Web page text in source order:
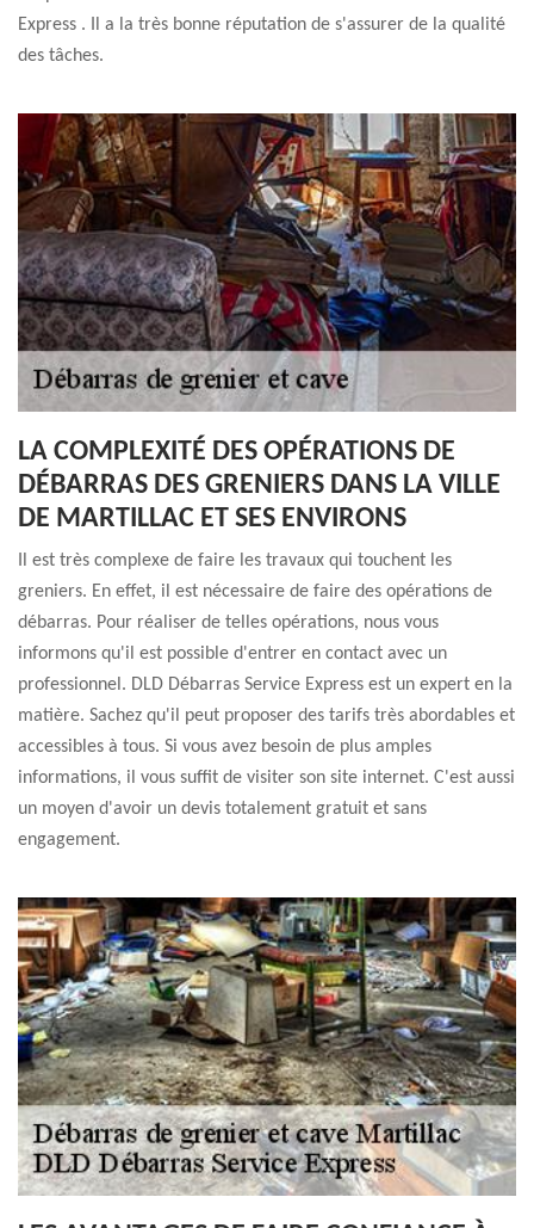
Express . Il a la très bonne réputation de s'assurer de la qualité
des tâches.
LA COMPLEXITÉ DES OPÉRATIONS DE
DÉBARRAS DES GRENIERS DANS LA VILLE
DE MARTILLAC ET SES ENVIRONS
Il est très complexe de faire les travaux qui touchent les
greniers. En effet, il est nécessaire de faire des opérations de
débarras. Pour réaliser de telles opérations, nous vous
informons qu'il est possible d'entrer en contact avec un
professionnel. DLD Débarras Service Express est un expert en la
matière. Sachez qu'il peut proposer des tarifs très abordables et
accessibles à tous. Si vous avez besoin de plus amples
informations, il vous suffit de visiter son site internet. C'est aussi
un moyen d'avoir un devis totalement gratuit et sans
engagement.